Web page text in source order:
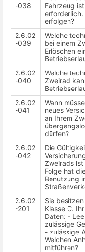
-038
Fahrzeug
erforderlich.
erfolgen?
2.6.02
-039
Welche
bei einem
Erlöschen
2.6.02
-040
Welche
Zweirad
2.6.02
-041
Wann
neues
an Ihrem
dürfen?
2.6.02
-042
Die
Zweirads ist
Folge hat
Benutzung
2.6.02
-201
Sie
Klasse C.
Daten: -
zulässige
- zulässige
Welchen
mitführen?